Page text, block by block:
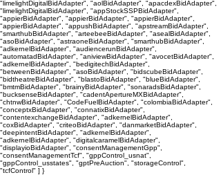
"limelightDigitalBidAdapter", "aolBidAdapter", "apacdexBidAdapter",
"limelightDigitalBidAdapter", "appStockSSPBidAdapter",
"appierBidAdapter", "appierBidAdapter", "appierBidAdapter",
"appierBidAdapter", "appushBidAdapter", "apstreamBidAdapter",
"smarthubBidAdapter", "arteebeeBidAdapter", "asealBidAdapter",
"asoBidAdapter", "astraoneBidAdapter", "smarthubBidAdapter",
"adkernelBidAdapter", "audiencerunBidAdapter",
"automatadBidAdapter", "aniviewBidAdapter", "avocetBidAdapter",
"adkernelBidAdapter", "bedigitechBidAdapter",
"betweenBidAdapter", "asoBidAdapter", "bidscubeBidAdapter",
"bidtheatreBidAdapter", "blastoBidAdapter", "blueBidAdapter",
"bmtmBidAdapter", "brainyBidAdapter", "sonaradsBidAdapter",
"bucksenseBidAdapter", "cadentApertureMXBidAdapter",
"chtnwBidAdapter", "CodeFuelBidAdapter", "colombiaBidAdapter",
"conceptxBidAdapter", "connatixBidAdapter",
"contentexchangeBidAdapter", "adkernelBidAdapter",
"coxBidAdapter", "criteoBidAdapter", "danmarketBidAdapter",
"deepintentBidAdapter", "adkernelBidAdapter",
"adkernelBidAdapter", "digitalcaramelBidAdapter",
"displayioBidAdapter", "consentManagementGpp",
"consentManagementTcf", "gppControl_usnat",
"gppControl_usstates", "gptPreAuction", "storageControl",
"tcfControl" ] }